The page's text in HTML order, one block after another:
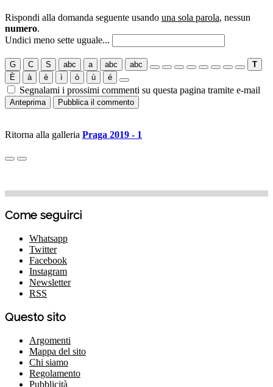
Rispondi alla domanda seguente usando una sola parola, nessun
numero.
Undici meno sette uguale...
G C S abc a abc abc
T
È
à è ì ò ù é
Segnalami i prossimi commenti su questa pagina tramite e-mail
Ritorna alla galleria Praga 2019 - 1
Come seguirci
Whatsapp
Twitter
Facebook
Instagram
Newsletter
RSS
Questo sito
Argomenti
Mappa del sito
Chi siamo
Regolamento
Pubblicità